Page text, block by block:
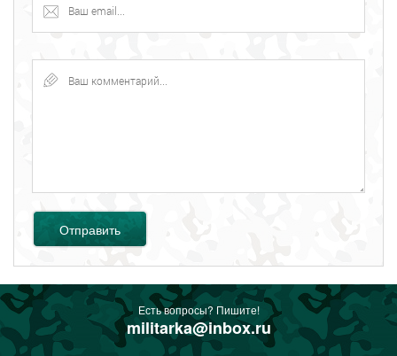
Отправить
Есть вопросы? Пишите!
militarka@inbox.ru